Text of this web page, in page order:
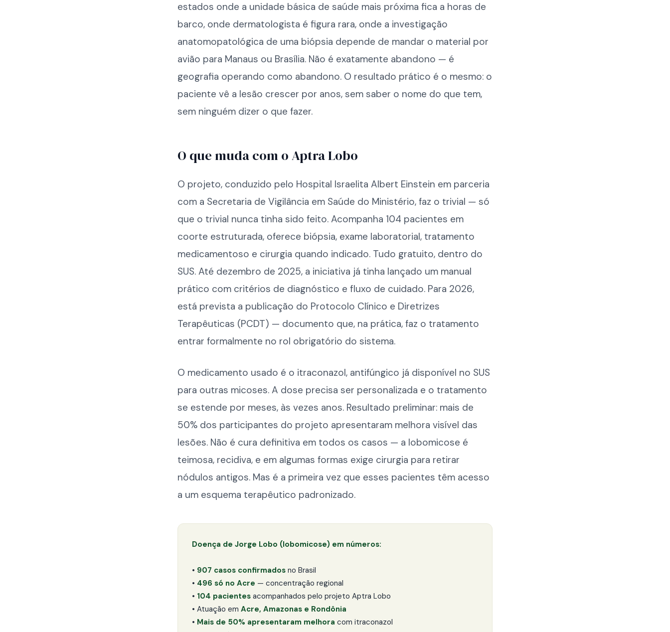
estados onde a unidade básica de saúde mais próxima fica a horas de
barco, onde dermatologista é figura rara, onde a investigação
anatomopatológica de uma biópsia depende de mandar o material por
avião para Manaus ou Brasília. Não é exatamente abandono — é
geografia operando como abandono. O resultado prático é o mesmo: o
paciente vê a lesão crescer por anos, sem saber o nome do que tem,
sem ninguém dizer o que fazer.
O que muda com o Aptra Lobo
O projeto, conduzido pelo Hospital Israelita Albert Einstein em parceria
com a Secretaria de Vigilância em Saúde do Ministério, faz o trivial — só
que o trivial nunca tinha sido feito. Acompanha 104 pacientes em
coorte estruturada, oferece biópsia, exame laboratorial, tratamento
medicamentoso e cirurgia quando indicado. Tudo gratuito, dentro do
SUS. Até dezembro de 2025, a iniciativa já tinha lançado um manual
prático com critérios de diagnóstico e fluxo de cuidado. Para 2026,
está prevista a publicação do Protocolo Clínico e Diretrizes
Terapêuticas (PCDT) — documento que, na prática, faz o tratamento
entrar formalmente no rol obrigatório do sistema.
O medicamento usado é o itraconazol, antifúngico já disponível no SUS
para outras micoses. A dose precisa ser personalizada e o tratamento
se estende por meses, às vezes anos. Resultado preliminar: mais de
50% dos participantes do projeto apresentaram melhora visível das
lesões. Não é cura definitiva em todos os casos — a lobomicose é
teimosa, recidiva, e em algumas formas exige cirurgia para retirar
nódulos antigos. Mas é a primeira vez que esses pacientes têm acesso
a um esquema terapêutico padronizado.
Doença de Jorge Lobo (lobomicose) em números:
• 907 casos confirmados no Brasil
• 496 só no Acre — concentração regional
• 104 pacientes acompanhados pelo projeto Aptra Lobo
• Atuação em Acre, Amazonas e Rondônia
• Mais de 50% apresentaram melhora com itraconazol